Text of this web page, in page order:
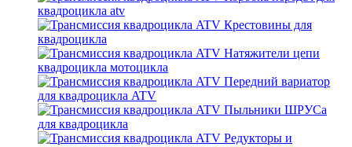
квадроцикла atv
Крестовины для
квадроцикла
Натяжители цепи
квадроцикла мотоцикла
Передний вариатор
для квадроцикла ATV
Пыльники ШРУСа
для квадроцикла
Редукторы и